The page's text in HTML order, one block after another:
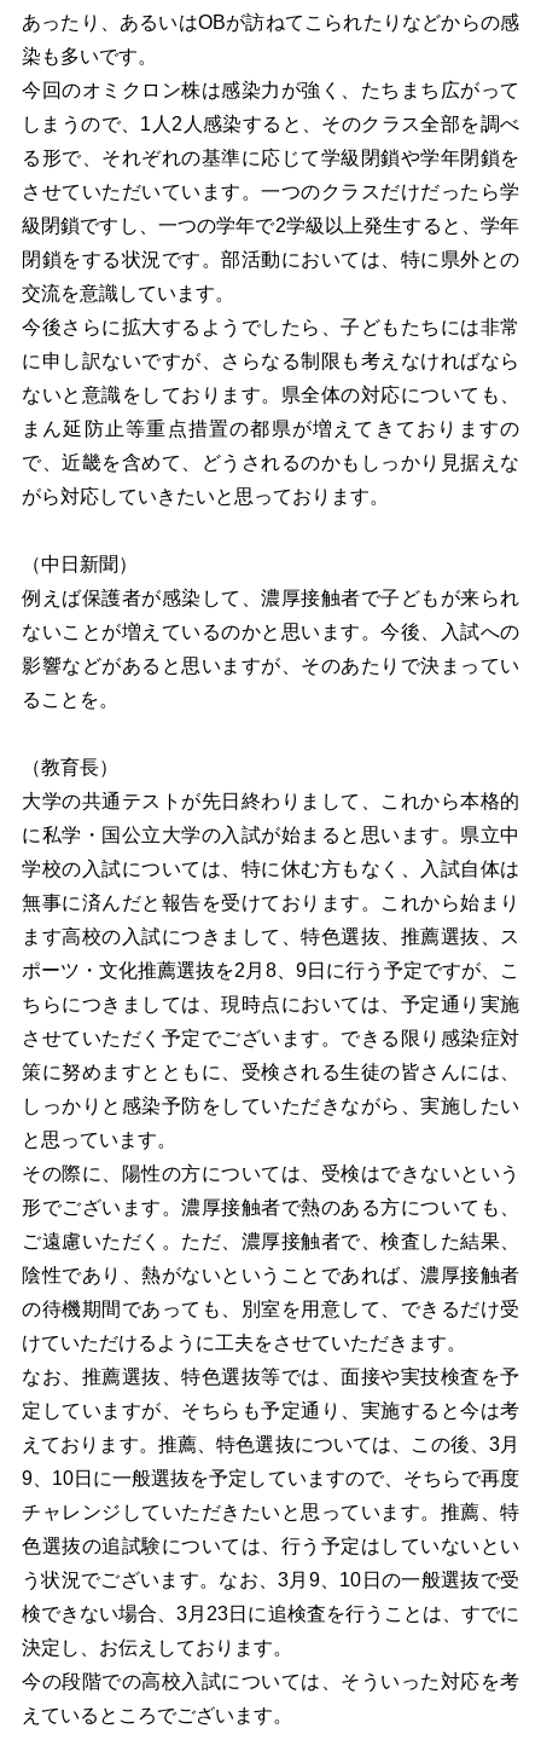
あったり、あるいはOBが訪ねてこられたりなどからの感
染も多いです。
今回のオミクロン株は感染力が強く、たちまち広がって
しまうので、1人2人感染すると、そのクラス全部を調べ
る形で、それぞれの基準に応じて学級閉鎖や学年閉鎖を
させていただいています。一つのクラスだけだったら学
級閉鎖ですし、一つの学年で2学級以上発生すると、学年
閉鎖をする状況です。部活動においては、特に県外との
交流を意識しています。
今後さらに拡大するようでしたら、子どもたちには非常
に申し訳ないですが、さらなる制限も考えなければなら
ないと意識をしております。県全体の対応についても、
まん延防止等重点措置の都県が増えてきておりますの
で、近畿を含めて、どうされるのかもしっかり見据えな
がら対応していきたいと思っております。
（中日新聞）
例えば保護者が感染して、濃厚接触者で子どもが来られ
ないことが増えているのかと思います。今後、入試への
影響などがあると思いますが、そのあたりで決まってい
ることを。
（教育長）
大学の共通テストが先日終わりまして、これから本格的
に私学・国公立大学の入試が始まると思います。県立中
学校の入試については、特に休む方もなく、入試自体は
無事に済んだと報告を受けております。これから始まり
ます高校の入試につきまして、特色選抜、推薦選抜、ス
ポーツ・文化推薦選抜を2月8、9日に行う予定ですが、こ
ちらにつきましては、現時点においては、予定通り実施
させていただく予定でございます。できる限り感染症対
策に努めますとともに、受検される生徒の皆さんには、
しっかりと感染予防をしていただきながら、実施したい
と思っています。
その際に、陽性の方については、受検はできないという
形でございます。濃厚接触者で熱のある方についても、
ご遠慮いただく。ただ、濃厚接触者で、検査した結果、
陰性であり、熱がないということであれば、濃厚接触者
の待機期間であっても、別室を用意して、できるだけ受
けていただけるように工夫をさせていただきます。
なお、推薦選抜、特色選抜等では、面接や実技検査を予
定していますが、そちらも予定通り、実施すると今は考
えております。推薦、特色選抜については、この後、3月
9、10日に一般選抜を予定していますので、そちらで再度
チャレンジしていただきたいと思っています。推薦、特
色選抜の追試験については、行う予定はしていないとい
う状況でございます。なお、3月9、10日の一般選抜で受
検できない場合、3月23日に追検査を行うことは、すでに
決定し、お伝えしております。
今の段階での高校入試については、そういった対応を考
えているところでございます。